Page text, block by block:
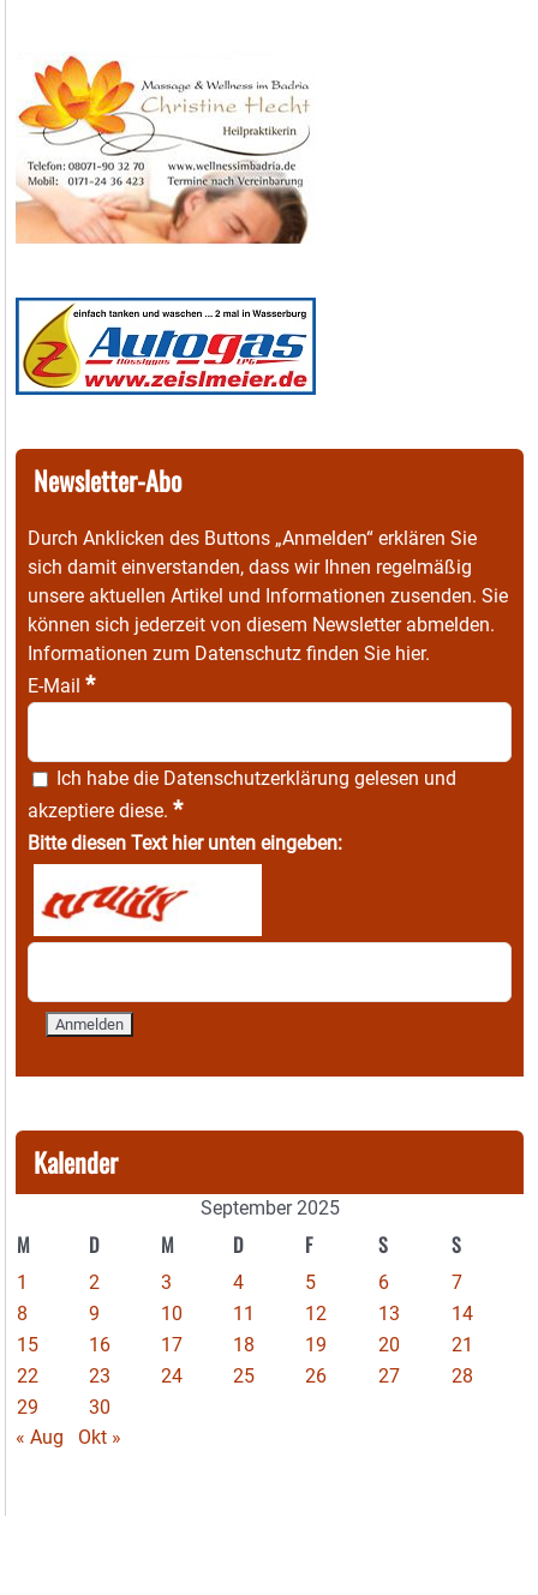
Newsletter-Abo
Durch Anklicken des Buttons „Anmelden“ erklären Sie
sich damit einverstanden, dass wir Ihnen regelmäßig
unsere aktuellen Artikel und Informationen zusenden. Sie
können sich jederzeit von diesem Newsletter abmelden.
Informationen zum Datenschutz finden Sie hier.
E-Mail *
Ich habe die Datenschutzerklärung gelesen und
akzeptiere diese. *
Bitte diesen Text hier unten eingeben:
Kalender
September 2025
M D M D F S S
1 2 3 4 5 6
7
8
9 10 11 12 13
14
15
16 17 18 19 20
21
22
23 24 25 26 27
28
29
30
« Aug
Okt »